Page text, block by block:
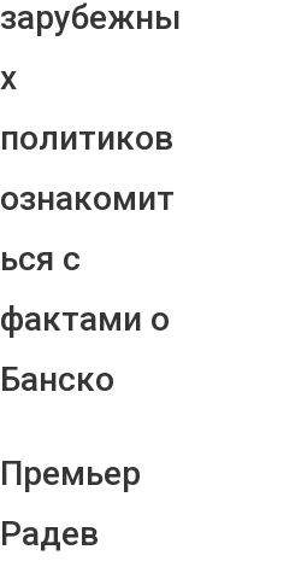
зарубежны
х
политиков
ознакомит
ься с
фактами о
Банско
Премьер
Радев